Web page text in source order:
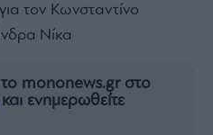
τον Κωνσταντίνο
Νίκα
mononews.gr στο
και ενημερωθείτε